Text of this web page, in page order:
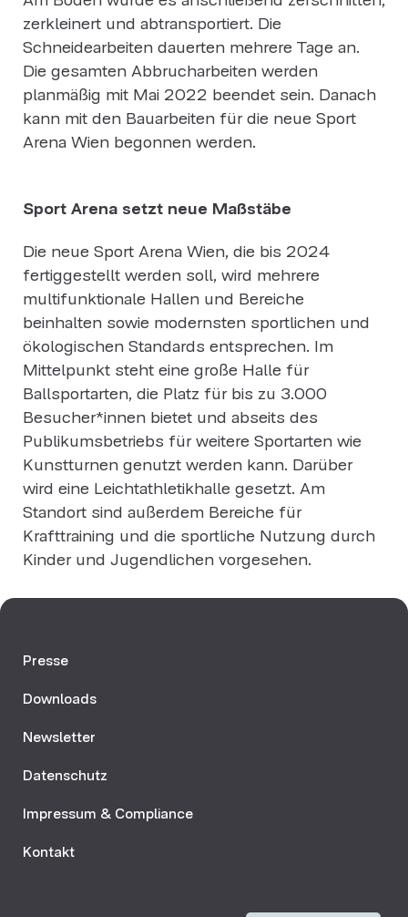
zerkleinert und abtransportiert. Die
Schneidearbeiten dauerten mehrere Tage an.
Die gesamten Abbrucharbeiten werden
planmäßig mit Mai 2022 beendet sein. Danach
kann mit den Bauarbeiten für die neue Sport
Arena Wien begonnen werden.
Sport Arena setzt neue Maßstäbe
Die neue Sport Arena Wien, die bis 2024
fertiggestellt werden soll, wird mehrere
multifunktionale Hallen und Bereiche
beinhalten sowie modernsten sportlichen und
ökologischen Standards entsprechen. Im
Mittelpunkt steht eine große Halle für
Ballsportarten, die Platz für bis zu 3.000
Besucher*innen bietet und abseits des
Publikumsbetriebs für weitere Sportarten wie
Kunstturnen genutzt werden kann. Darüber
wird eine Leichtathletikhalle gesetzt. Am
Standort sind außerdem Bereiche für
Krafttraining und die sportliche Nutzung durch
Kinder und Jugendlichen vorgesehen.
Presse
Downloads
Newsletter
Datenschutz
Impressum & Compliance
Kontakt